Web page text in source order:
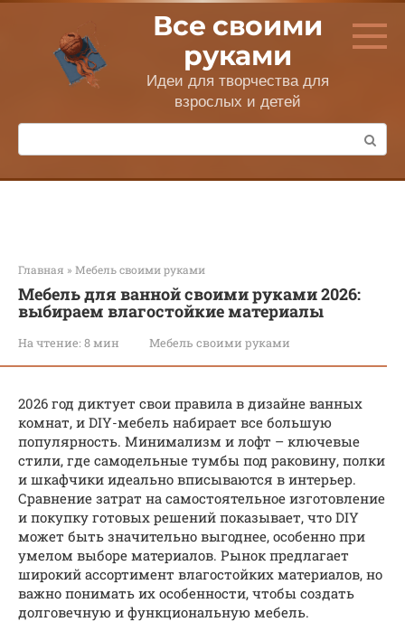
Перейти
контенту
Все своими
руками
Идеи для творчества для
взрослых и детей
Поиск:
Главная » Мебель своими руками
Мебель для ванной своими руками 2026:
выбираем влагостойкие материалы
На чтение: 8 мин Мебель своими руками
2026 год диктует свои правила в дизайне ванных
комнат, и DIY-мебель набирает все большую
популярность. Минимализм и лофт – ключевые
стили, где самодельные тумбы под раковину, полки
и шкафчики идеально вписываются в интерьер.
Сравнение затрат на самостоятельное изготовление
и покупку готовых решений показывает, что DIY
может быть значительно выгоднее, особенно при
умелом выборе материалов. Рынок предлагает
широкий ассортимент влагостойких материалов, но
важно понимать их особенности, чтобы создать
долговечную и функциональную мебель.